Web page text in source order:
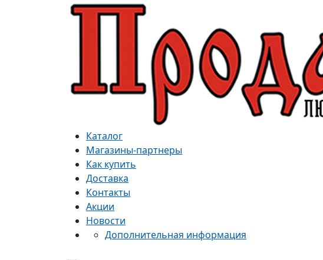
Каталог
Магазины-партнеры
Как купить
Доставка
Контакты
Акции
Новости
Дополнительная информация